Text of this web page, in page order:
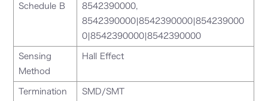
Schedule B
8542390000,
8542390000|8542390000|854239000
0|8542390000|8542390000
Sensing
Method
Hall Effect
Termination SMD/SMT